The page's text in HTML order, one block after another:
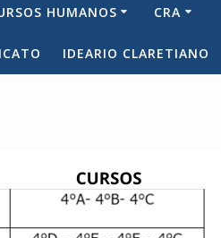
HUMANOS CRA
IDEARIO CLARETIANO